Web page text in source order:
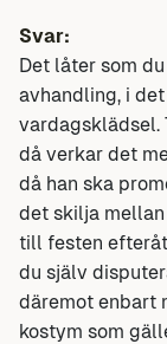
Svar:
Det låter som
avhandling, i
vardagsklädsel.
då verkar det
då han ska
det skilja
till festen
du själv
däremot enbart
kostym som